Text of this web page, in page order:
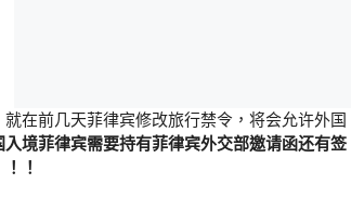
在前几天菲律宾修改旅行禁令，将会允许外国
入境菲律宾需要持有菲律宾外交部邀请函还有签
！